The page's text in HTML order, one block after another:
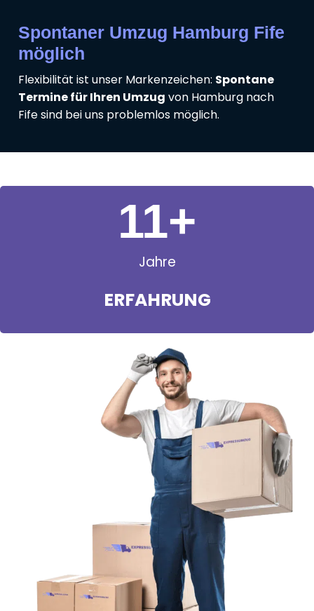
Spontaner Umzug Hamburg Fife
möglich
Flexibilität ist unser Markenzeichen: Spontane
Termine für Ihren Umzug von Hamburg nach
Fife sind bei uns problemlos möglich.
Jahre
ERFAHRUNG
11+